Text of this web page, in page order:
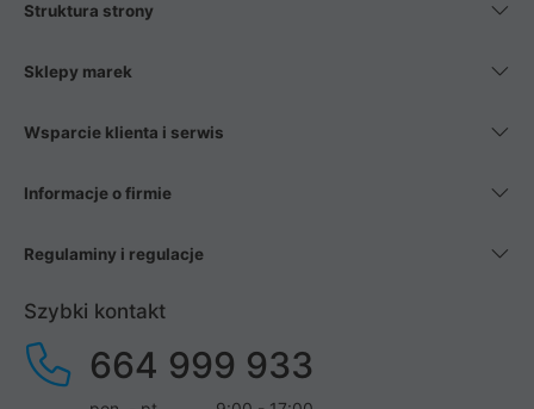
Struktura strony
Sklepy marek
Wsparcie klienta i serwis
Informacje o firmie
Regulaminy i regulacje
Szybki kontakt
664 999 933